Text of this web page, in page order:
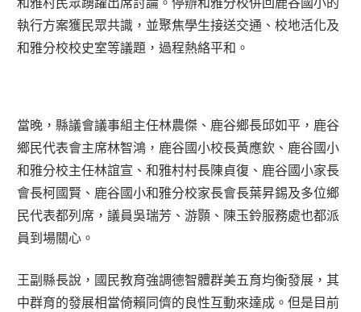
執行方案獲民眾共識，並聚焦學生接送交通、校地活化及
和雅分校校史室等議題，過程熱絡平和。
當晚，縣議會議事組主任林農傑、鹿谷鄉長邱如平，鹿谷
鄉民代表會主席林智鴻，鹿谷國小校長黃應欽、鹿谷國小
和雅分校主任林誼宣、和雅村村長陳貞復、鹿谷國小家長
會長柯國賢、鹿谷國小和雅分校家長會長葉昇錫及多位鄉
民代表都列席，議員吳瑞芳、游顥、陳玉鈴服務處也都派
員到場關心。
王副縣長說，國民教育強調德智體群美五育均衡發展，其
中群育的發展相當倚賴同儕的良性互動來達成。但是目前